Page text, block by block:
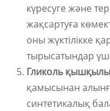
күресуге және
жақсартуға
оны жүктілікке
тырысатындар
Гликоль
қамысынан
синтетикалық